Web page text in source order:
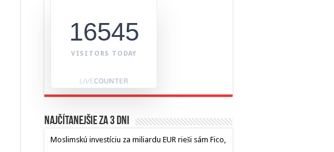
16545
VISITORS TODAY
Najčítanejšie za 3 dni
Moslimskú investíciu za miliardu EUR rieši sám Fico,